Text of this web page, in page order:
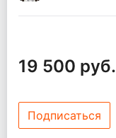
19 500 руб.
Подписаться